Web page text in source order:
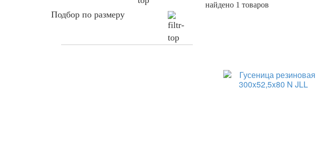
Подбор по размеру
найдено 1 товаров